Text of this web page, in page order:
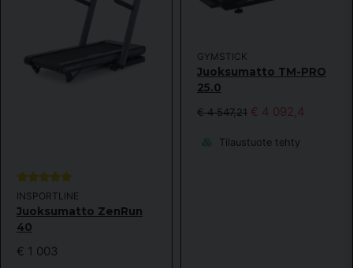
INSPORTLINE
Juoksumatto ZenRun
40
€ 1 003
GYMSTICK
Juoksumatto TM-PRO
25.0
€ 4 547,21 € 4 092,4
Tilaustuote tehty